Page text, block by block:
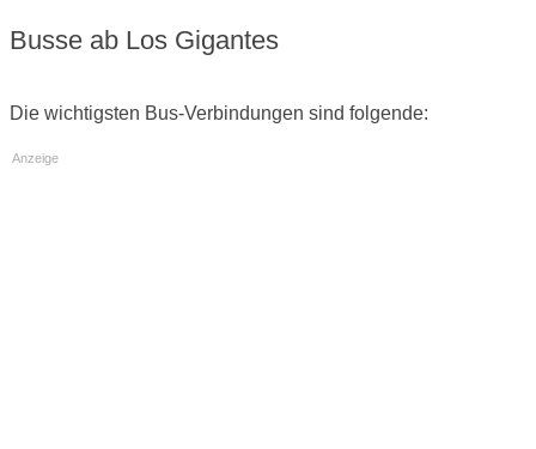
Busse ab Los Gigantes
Die wichtigsten Bus-Verbindungen sind folgende:
Anzeige